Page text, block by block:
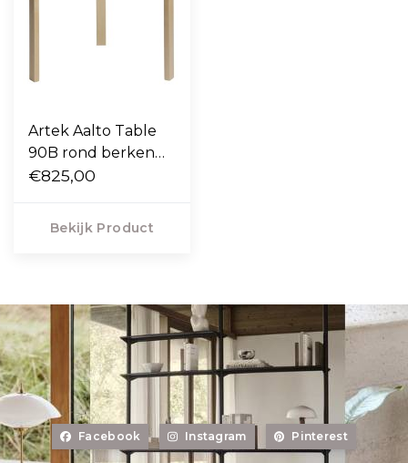
Artek Aalto Table
90B rond berken
Ø75
€825,00
Bekijk Product
Facebook Instagram Pinterest